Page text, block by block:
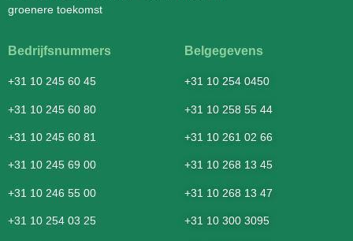
groenere toekomst
Bedrijfsnummers
+31 10 245 60 45
+31 10 245 60 80
+31 10 245 60 81
+31 10 245 69 00
+31 10 246 55 00
+31 10 254 03 25
Belgegevens
+31 10 254 0450
+31 10 258 55 44
+31 10 261 02 66
+31 10 268 13 45
+31 10 268 13 47
+31 10 300 3095